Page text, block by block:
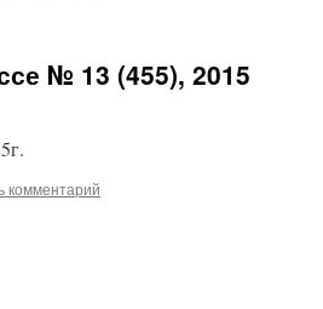
№ 13 (455), 2015
комментарий